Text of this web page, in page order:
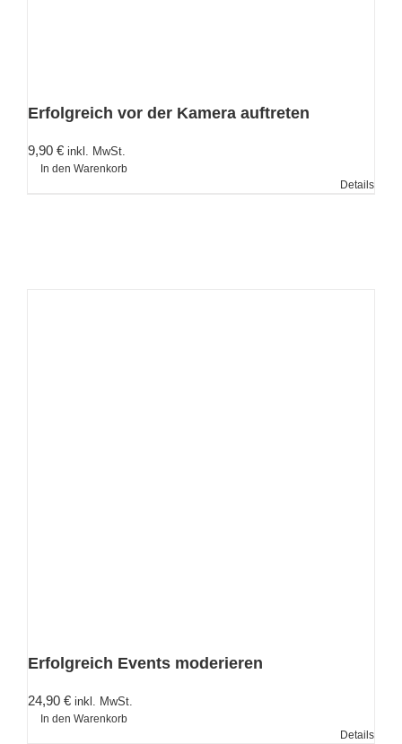
Erfolgreich vor der Kamera auftreten
9,90 € inkl. MwSt.
In den Warenkorb
Details
Erfolgreich Events moderieren
24,90 € inkl. MwSt.
In den Warenkorb
Details